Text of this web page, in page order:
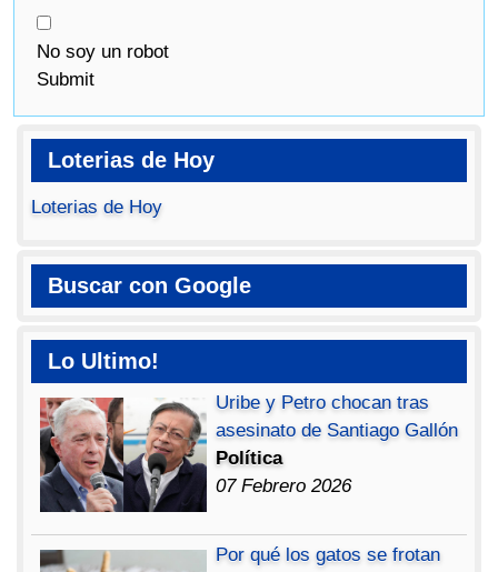
No soy un robot
Submit
Loterias de Hoy
Loterias de Hoy
Buscar con Google
Lo Ultimo!
Uribe y Petro chocan tras
asesinato de Santiago Gallón
Política
07 Febrero 2026
Por qué los gatos se frotan